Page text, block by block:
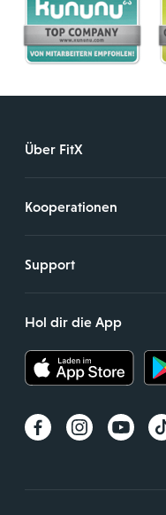
Über FitX
Kooperationen
Support
Hol dir die App